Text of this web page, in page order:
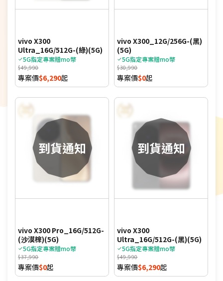
vivo X300
Ultra_16G/512G-(綠)(5G)
5G指定專案贈mo幣
$49,990
專案價$6,290起
vivo X300_12G/256G-(黑)
(5G)
5G指定專案贈mo幣
$30,990
專案價$0起
vivo X300 Pro_16G/512G-
(沙漠棕)(5G)
5G指定專案贈mo幣
$37,990
專案價$0起
vivo X300
Ultra_16G/512G-(黑)(5G)
5G指定專案贈mo幣
$49,990
專案價$6,290起